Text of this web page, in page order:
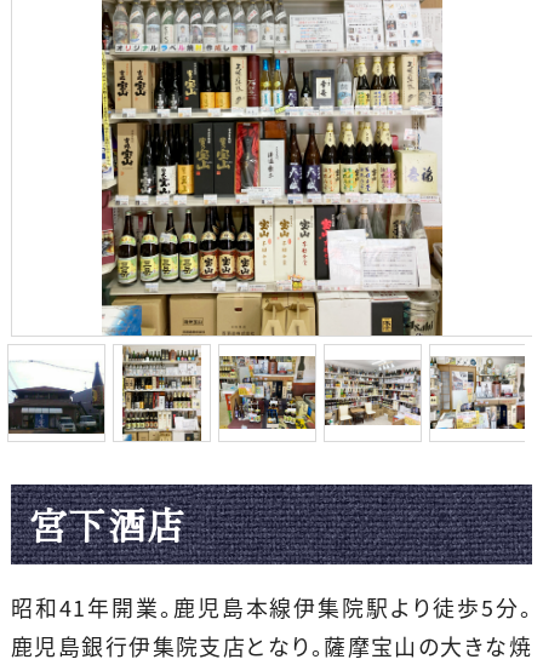
宮下酒店
昭和41年開業。鹿児島本線伊集院駅より徒歩5分。
鹿児島銀行伊集院支店となり。薩摩宝山の大きな焼